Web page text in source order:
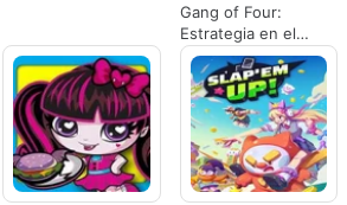
Gang of Four:
Estrategia en el
mundo del crimen